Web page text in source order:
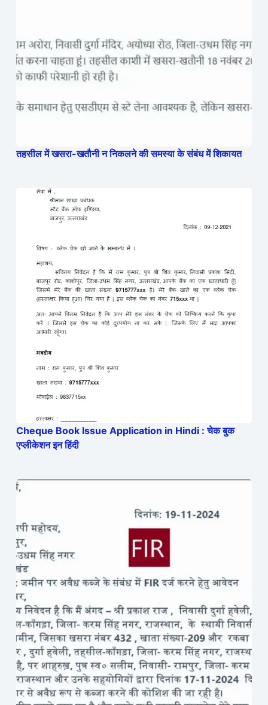
तहसील में खसरा-खतौनी न निकलने की समस्या के संबंध में शिकायत
Cheque Book Issue Application in Hindi : चेक बुक
एप्लीकेशन इन हिंदी